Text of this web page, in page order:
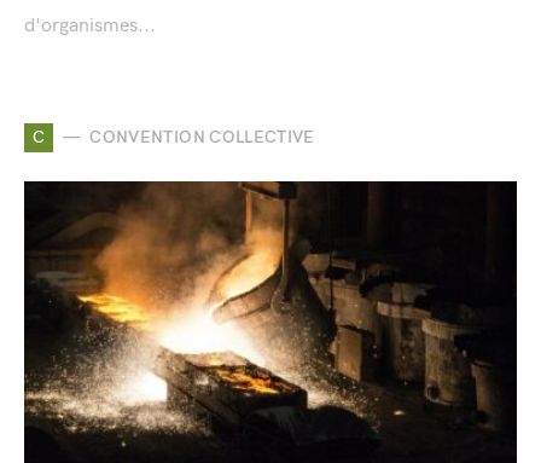
d'organismes...
C CONVENTION COLLECTIVE